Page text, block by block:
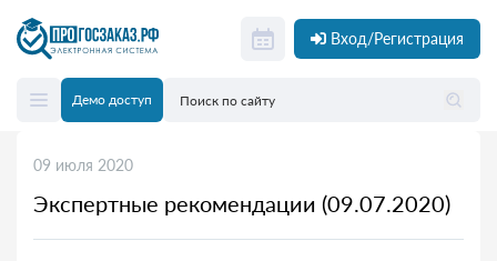
Вход/Регистрация
Демо доступ
09 июля 2020
Экспертные рекомендации (09.07.2020)